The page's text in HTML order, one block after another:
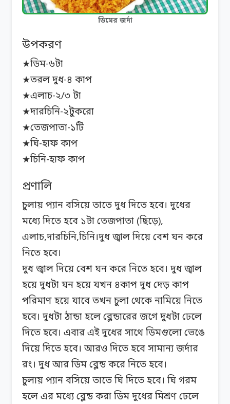
ডিমের জর্দা
উপকরণ
★ডিম-৬টা
★তরল দুধ-৪ কাপ
★এলাচ-২/৩ টা
★দারচিনি-২টুকরো
★তেজপাতা-১টি
★ঘি-হাফ কাপ
★চিনি-হাফ কাপ
প্রণালি
চুলায় প্যান বসিয়ে তাতে দুধ দিতে হবে। দুধের
মধ্যে দিতে হবে ১টা তেজপাতা (ছিড়ে),
এলাচ,দারচিনি,চিনি।দুধ জ্বাল দিয়ে বেশ ঘন করে
নিতে হবে।
দুধ জ্বাল দিয়ে বেশ ঘন করে নিতে হবে। দুধ জ্বাল
হয়ে দুধটা ঘন হয়ে যখন ৪কাপ দুধ দেড় কাপ
পরিমাণ হয়ে যাবে তখন চুলা থেকে নামিয়ে নিতে
হবে। দুধটা ঠান্ডা হলে ব্লেন্ডারের জগে দুধটা ঢেলে
দিতে হবে। এবার এই দুধের সাথে ডিমগুলো ভেঙে
দিয়ে দিতে হবে। আরও দিতে হবে সামান্য জর্দার
রং। দুধ আর ডিম ব্লেন্ড করে নিতে হবে।
চুলায় প্যান বসিয়ে তাতে ঘি দিতে হবে। ঘি গরম
হলে এর মধ্যে ব্লেন্ড করা ডিম দুধের মিশ্রণ ঢেলে